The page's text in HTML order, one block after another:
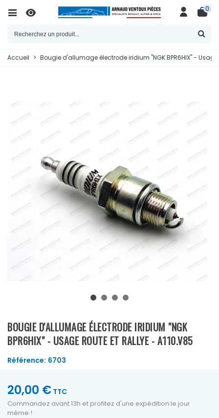
0
Accueil > Bougie d'allumage électrode iridium "NGK BPR6HIX" - Usage
BOUGIE D'ALLUMAGE ÉLECTRODE IRIDIUM "NGK
BPR6HIX" - USAGE ROUTE ET RALLYE - A110.V85
Référence: 6703
20,00 € TTC
Commandez avant 13h et profitez d'une expédition le jour
même !